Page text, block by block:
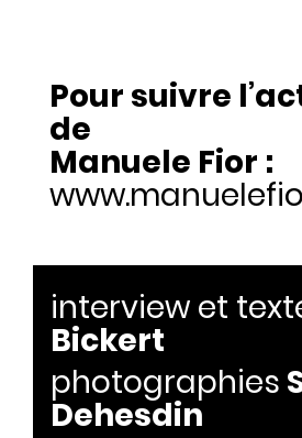
Pour suivre
de
Manuele Fior :
interview et
Bickert
photographies
Dehesdin